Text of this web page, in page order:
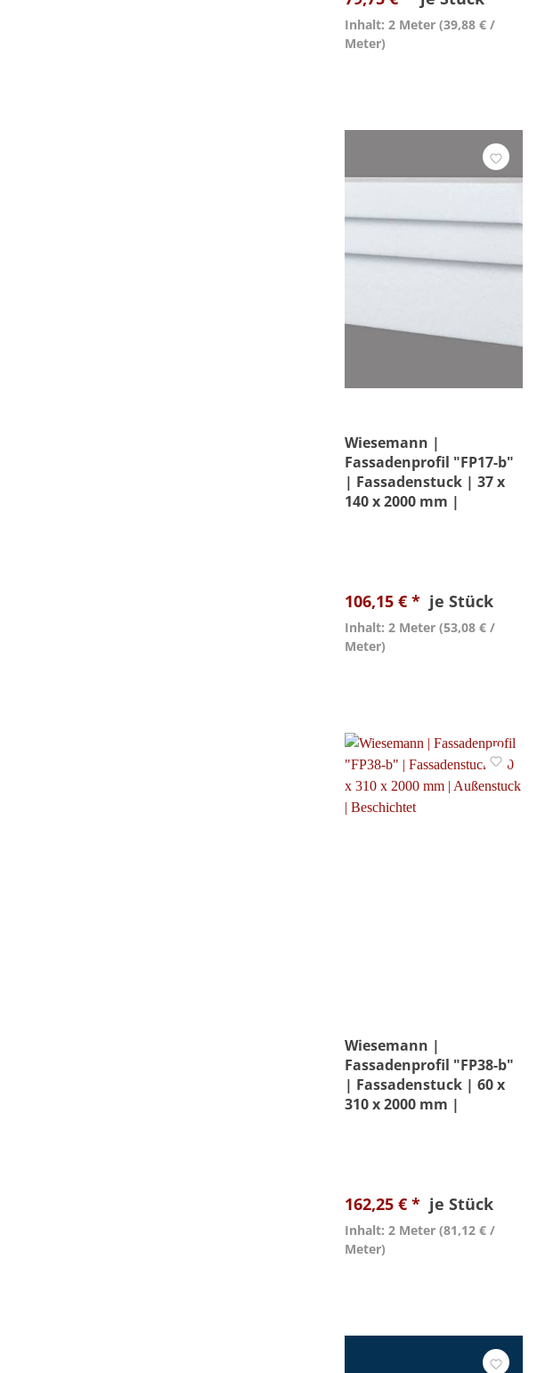
Inhalt: 2 Meter (39,88 € /
Meter)
Wiesemann |
Fassadenprofil "FP17-b"
| Fassadenstuck | 37 x
140 x 2000 mm |
106,15 € * je Stück
Inhalt: 2 Meter (53,08 € /
Meter)
Wiesemann |
Fassadenprofil "FP38-b"
| Fassadenstuck | 60 x
310 x 2000 mm |
162,25 € * je Stück
Inhalt: 2 Meter (81,12 € /
Meter)